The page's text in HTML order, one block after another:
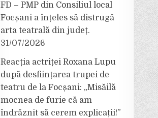
FD – PMP din Consiliul local
Focșani a înțeles să distrugă
arta teatrală din județ.
31/07/2026
Reacția actriței Roxana Lupu
după desființarea trupei de
teatru de la Focșani: „Misăilă
mocnea de furie că am
îndrăznit să cerem explicații!”